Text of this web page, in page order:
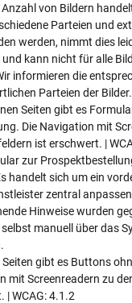
von Bildern
Parteien und
werden, nimmt dies
kann nicht für alle
informieren die
Parteien der Bilder.
Seiten gibt es
Die Navigation mit
ist erschwert. |
zur
handelt sich um ein
zentral
Hinweise wurden
manuell über das
Seiten gibt es Buttons
mit Screenreadern zu
| WCAG: 4.1.2